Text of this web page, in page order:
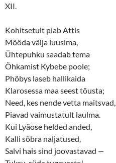
XII.
Kohitsetult piab Attis
Mööda välja luusima,
Ühtepuhku saadab tema
Õhkamist Kybebe poole;
Phöbys laseb hallikaida
Klarosessa maa seest tõusta;
Need, kes nende vetta maitsvad,
Piavad vaimustatult laulma.
Kui Lyäose helded anded,
Kalli sõbra naljatused,
Salvi hais sind joovastavad —